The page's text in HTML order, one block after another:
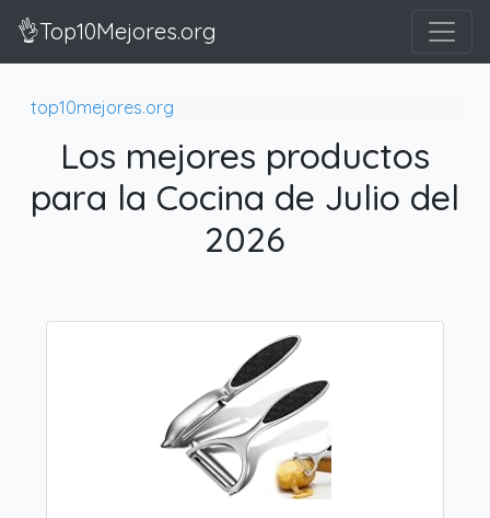
👌Top10Mejores.org
top10mejores.org
Los mejores productos
para la Cocina de Julio del
2026